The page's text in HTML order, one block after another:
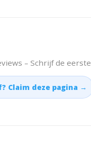
– Schrijf de eerste
Claim deze pagina →